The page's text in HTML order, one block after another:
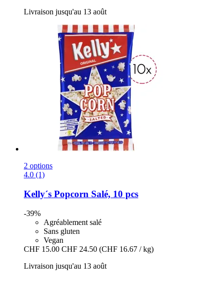
Livraison jusqu'au 13 août
2 options
4.0 (1)
Kelly´s Popcorn Salé, 10 pcs
-39%
Agréablement salé
Sans gluten
Vegan
CHF 15.00 CHF 24.50 (CHF 16.67 / kg)
Livraison jusqu'au 13 août